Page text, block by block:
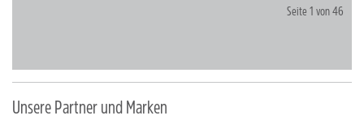
Seite 1 von 46
Unsere Partner und Marken